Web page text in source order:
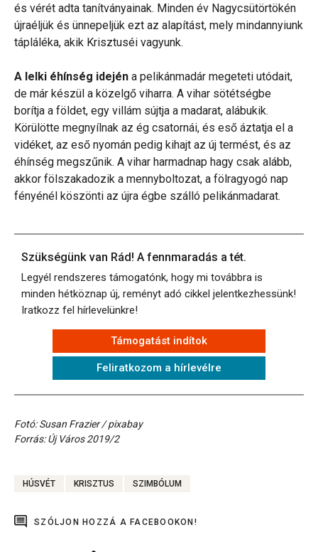
és vérét adta tanítványainak. Minden év Nagycsütörtökén
újraéljük és ünnepeljük ezt az alapítást, mely mindannyiunk
tápláléka, akik Krisztuséi vagyunk.
A lelki éhínség idején a pelikánmadár megeteti utódait,
de már készül a közelgő viharra. A vihar sötétségbe
borítja a földet, egy villám sújtja a madarat, alábukik.
Körülötte megnyílnak az ég csatornái, és eső áztatja el a
vidéket, az eső nyomán pedig kihajt az új termést, és az
éhínség megszűnik. A vihar harmadnap hagy csak alább,
akkor fölszakadozik a mennyboltozat, a fölragyogó nap
fényénél köszönti az újra égbe szálló pelikánmadarat.
Szükségünk van Rád! A fennmaradás a tét.
Legyél rendszeres támogatónk, hogy mi továbbra is
minden hétköznap új, reményt adó cikkel jelentkezhessünk!
Iratkozz fel hírlevelünkre!
Támogatást indítok
Feliratkozom a hírlevélre
Fotó: Susan Frazier / pixabay
Forrás: Új Város 2019/2
HÚSVÉT KRISZTUS SZIMBÓLUM
SZÓLJON HOZZÁ A FACEBOOKON!